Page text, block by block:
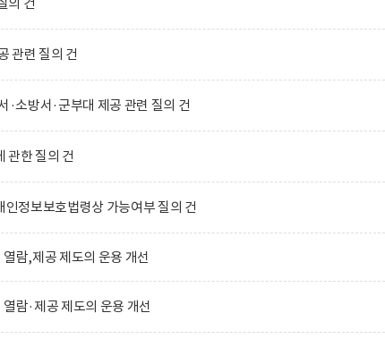
관련 질의 건
·소방서·군부대 제공 관련 질의 건
관한 질의 건
정보보호법령상 가능여부 질의 건
람,제공 제도의 운용 개선
람·제공 제도의 운용 개선